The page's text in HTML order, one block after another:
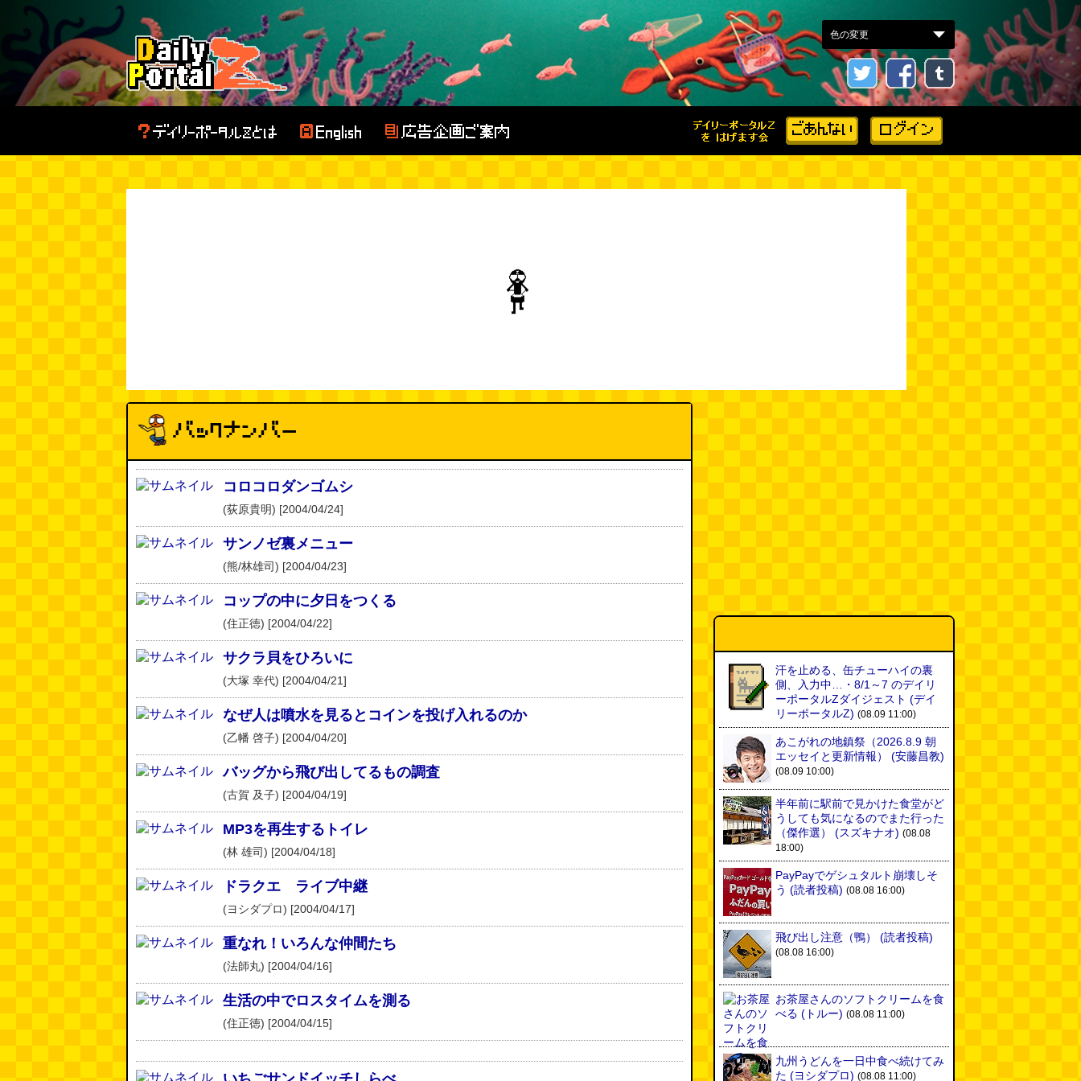
コロコロダンゴムシ
(荻原貴明) [2004/04/24]
サンノゼ裏メニュー
(熊/林雄司) [2004/04/23]
コップの中に夕日をつくる
(住正徳) [2004/04/22]
サクラ貝をひろいに
(大塚 幸代) [2004/04/21]
なぜ人は噴水を見るとコインを投げ入れるのか
(乙幡 啓子) [2004/04/20]
バッグから飛び出してるもの調査
(古賀 及子) [2004/04/19]
MP3を再生するトイレ
(林 雄司) [2004/04/18]
ドラクエ ライブ中継
(ヨシダプロ) [2004/04/17]
重なれ！いろんな仲間たち
(法師丸) [2004/04/16]
生活の中でロスタイムを測る
(住正徳) [2004/04/15]
汗を止める、缶チューハイの裏
側、入力中…・8/1～7 のデイリ
ーポータルZダイジェスト (デイ
リーポータルZ) (08.09 11:00)
あこがれの地鎮祭（2026.8.9 朝
エッセイと更新情報）
(安藤昌教)
(08.09 10:00)
半年前に駅前で見かけた食堂がど
うしても気になるのでまた行った
（傑作選）
(スズキナオ) (08.08
18:00)
PayPayでゲシュタルト崩壊しそ
う (読者投稿) (08.08 16:00)
飛び出し注意（鴨） (読者投稿)
(08.08 16:00)
お茶屋さんのソフトクリームを食
べる (トルー) (08.08 11:00)
九州うどんを一日中食べ続けてみ
た (ヨシダプロ) (08.08 11:00)